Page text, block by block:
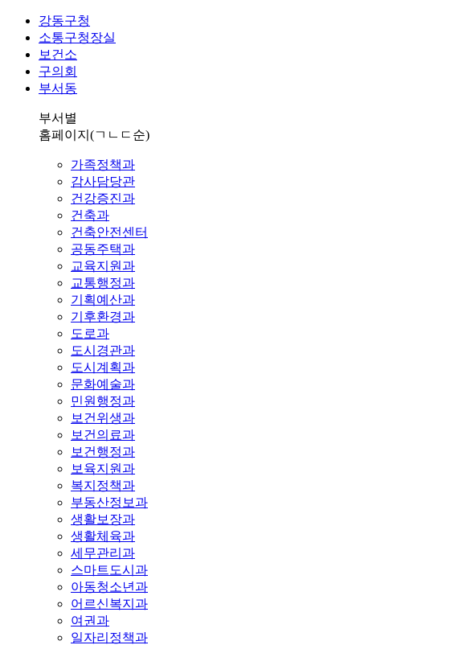
강동구청
소통구청장실
보건소
구의회
부서동
부서별
홈페이지 (ㄱㄴㄷ순)
가족정책과
감사담당관
건강증진과
건축과
건축안전센터
공동주택과
교육지원과
교통행정과
기획예산과
기후환경과
도로과
도시경관과
도시계획과
문화예술과
민원행정과
보건위생과
보건의료과
보건행정과
보육지원과
복지정책과
부동산정보과
생활보장과
생활체육과
세무관리과
스마트도시과
아동청소년과
어르신복지과
여권과
일자리정책과